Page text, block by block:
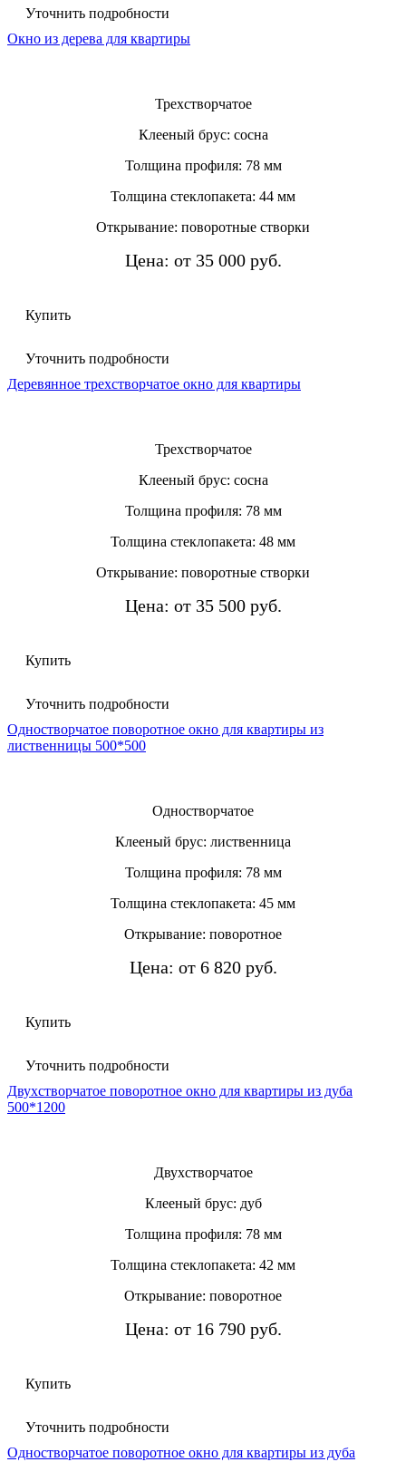
Уточнить подробности
Окно из дерева для квартиры
Трехстворчатое
Клееный брус: сосна
Толщина профиля: 78 мм
Толщина стеклопакета: 44 мм
Открывание: поворотные створки
Цена: от 35 000 руб.
Купить
Уточнить подробности
Деревянное трехстворчатое окно для квартиры
Трехстворчатое
Клееный брус: сосна
Толщина профиля: 78 мм
Толщина стеклопакета: 48 мм
Открывание: поворотные створки
Цена: от 35 500 руб.
Купить
Уточнить подробности
Одностворчатое поворотное окно для квартиры из
лиственницы 500*500
Одностворчатое
Клееный брус: лиственница
Толщина профиля: 78 мм
Толщина стеклопакета: 45 мм
Открывание: поворотное
Цена: от 6 820 руб.
Купить
Уточнить подробности
Двухстворчатое поворотное окно для квартиры из дуба
500*1200
Двухстворчатое
Клееный брус: дуб
Толщина профиля: 78 мм
Толщина стеклопакета: 42 мм
Открывание: поворотное
Цена: от 16 790 руб.
Купить
Уточнить подробности
Одностворчатое поворотное окно для квартиры из дуба